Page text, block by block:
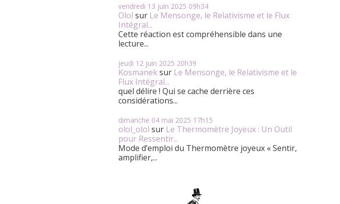
vendredi 13 juin 2025 09h34
Olol sur Le Mensonge, le Relativisme et le Flux
Intégral...
Cette réaction est compréhensible dans une
lecture...
jeudi 12 juin 2025 20h39
Kosmaneksur Le Mensonge, le Relativisme et le
Flux Intégral...
quel délire ! Qui se cache derrière ces
considérations...
dimanche 04 mai 2025 17h15
olol_olol sur Le Thermomètre Joyeux : Un Outil
pour Ressentir...
Mode d’emploi du Thermomètre joyeux « Sentir,
amplifier,...